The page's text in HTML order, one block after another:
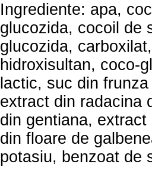
Ingrediente: apa,
glucozida, cocoil de
glucozida,
hidroxisultan, coco-
lactic, suc din
extract din radacina
din gentiana,
din floare de
potasiu, benzoat de